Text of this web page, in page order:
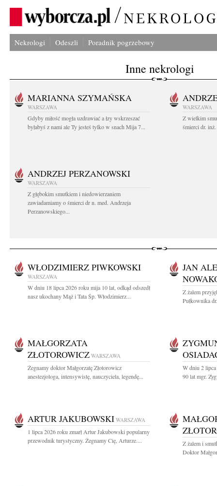
Nekrologi Odeszli Poradnik pogrzebowy
Inne nekrologi
MARIANNA SZYMAŃSKA
WARSZAWA
Gdyby miłość mogła uzdrawiać a łzy wskrzeszać
byłabyś z nami ale Ty jesteś tylko w snach Mija 7...
WARSZAWA
Z wielkim
śmierci dr.
ANDRZEJ PERZANOWSKI
WARSZAWA
Z głębokim smutkiem i niedowierzaniem
zawiadamiamy o śmierci dr n. med. Andrzeja
Perzanowskiego...
WŁODZIMIERZ PIWKOWSKI
WARSZAWA
W dniu 18 lipca 2026 roku mija 10 lat, odkąd odszedł
nasz ukochany Mąż i Tata Śp. Włodzimierz...
JAN
Z żalem
Pułkownika
MAŁGORZATA
ZŁOTOROWICZ WARSZAWA
Żegnamy doktor Małgorzatę Złotorowicz
anestezjologa, intensywistę, nauczyciela, legendę...
W dniu 2 lipca
90 lat mgr.
ARTUR JAKUBOWSKI WARSZAWA
1 lipca 2026 roku zmarł Artur Jakubowski popularny
przewodnik turystyczny. Żegnamy Cię, Arturze....
Z żalem i
Doktor